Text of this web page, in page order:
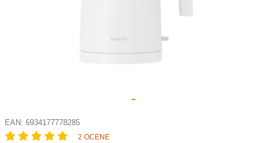
EAN: 6934177778285
2 OCENE